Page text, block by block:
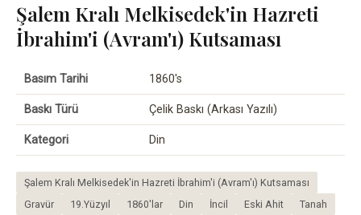
Şalem Kralı Melkisedek'in Hazreti
İbrahim'i (Avram'ı) Kutsaması
Basım Tarihi 1860's
Baskı Türü Çelik Baskı (Arkası Yazılı)
Kategori Din
Şalem Kralı Melkisedek'in Hazreti İbrahim'i (Avram'ı) Kutsaması
Gravür
19.Yüzyıl 1860'lar Din İncil Eski Ahit
Tanah